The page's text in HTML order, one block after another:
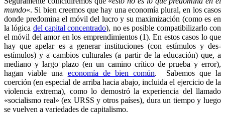
mundo«. Si bien creemos que hay una economía plural, en los casos
donde predomina el móvil del lucro y su maximización (como es en
la lógica del capital concentrado), no es posible compatibilizarlo con
el móvil del amor en los emprendimientos (1). En estos casos lo que
hay que apelar es a generar instituciones (con estímulos y des-
estímulos) y a cambios culturales (a partir de la educación) que, a
mediano y largo plazo (en un camino crítico de prueba y error),
hagan viable una economía de bien común. Sabemos que la
coerción (en especial de arriba hacia abajo, incluida el ejercicio de la
violencia extrema), como lo demostró la experiencia del llamado
«socialismo real» (ex URSS y otros países), dura un tiempo y luego
se vuelven a variedades de capitalismo.